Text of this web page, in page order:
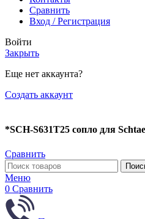
Сравнить
Вход / Регистрация
Войти
Закрыть
Еще нет аккаунта?
Создать аккаунт
*SCH-S631T25 сопло для
Сравнить
Меню
0 Сравнить